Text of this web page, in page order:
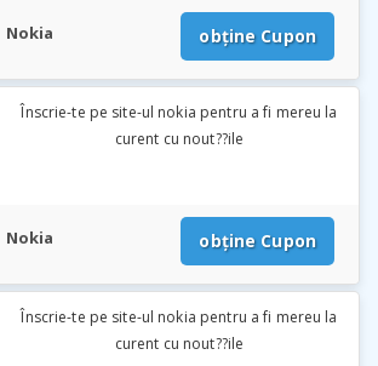
Nokia obține Cupon
Înscrie-te pe site-ul nokia pentru a fi mereu la
curent cu nout??ile
Nokia obține Cupon
Înscrie-te pe site-ul nokia pentru a fi mereu la
curent cu nout??ile